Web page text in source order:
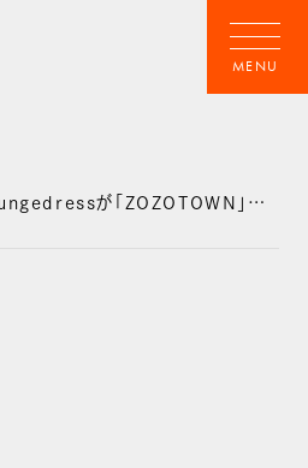
Loungedressが「ZOZOTOWN」にオープンしました